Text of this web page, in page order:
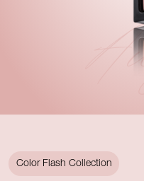
Color Flash Collection